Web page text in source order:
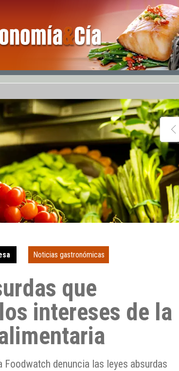
Noticias gastronómicas
que
intereses de la
Foodwatch denuncia las leyes absurdas